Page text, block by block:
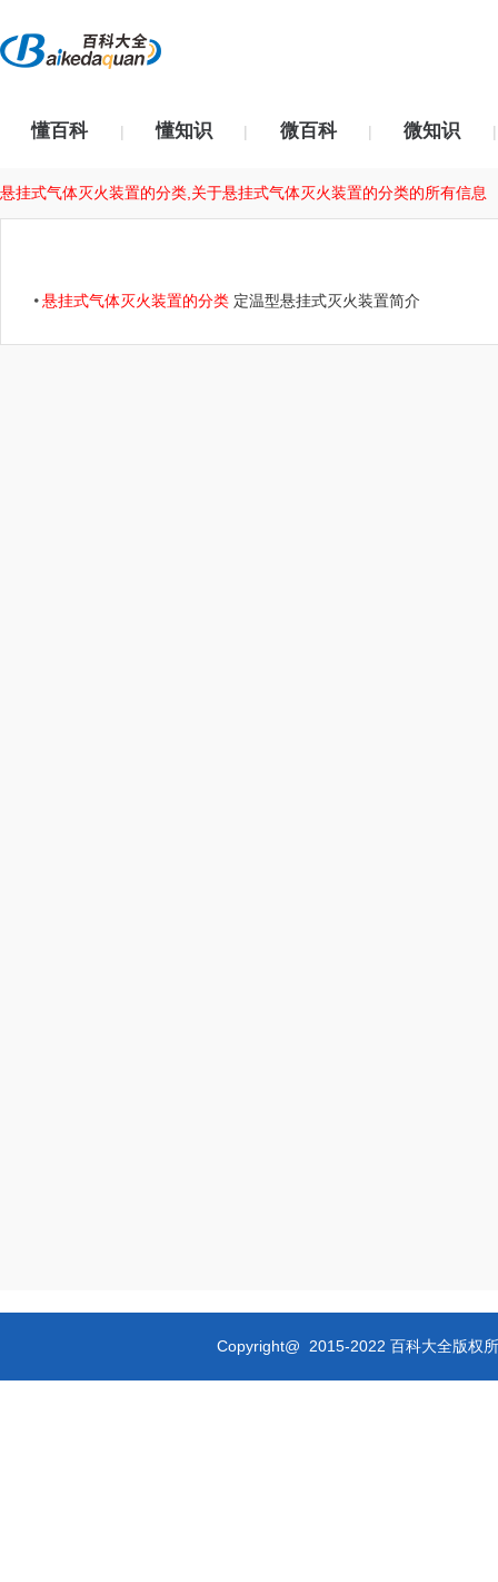
懂百科 | 懂知识 | 微百科 | 微知识 |
悬挂式气体灭火装置的分类,关于悬挂式气体灭火装置的分类的所有信息
悬挂式气体灭火装置的分类 定温型悬挂式灭火装置简介
Copyright@ 2015-2022 百科大全版权